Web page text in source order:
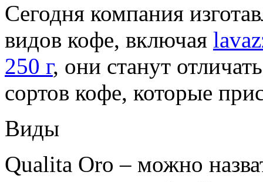
Сегодня компания
видов кофе, включая
250 г, они станут
сортов кофе, которые
Виды
Qualita Oro – можно